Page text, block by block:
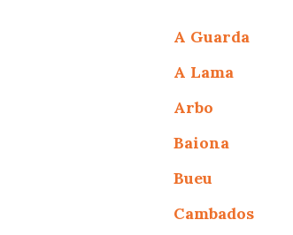
A Guarda
A Lama
Arbo
Baiona
Bueu
Cambados